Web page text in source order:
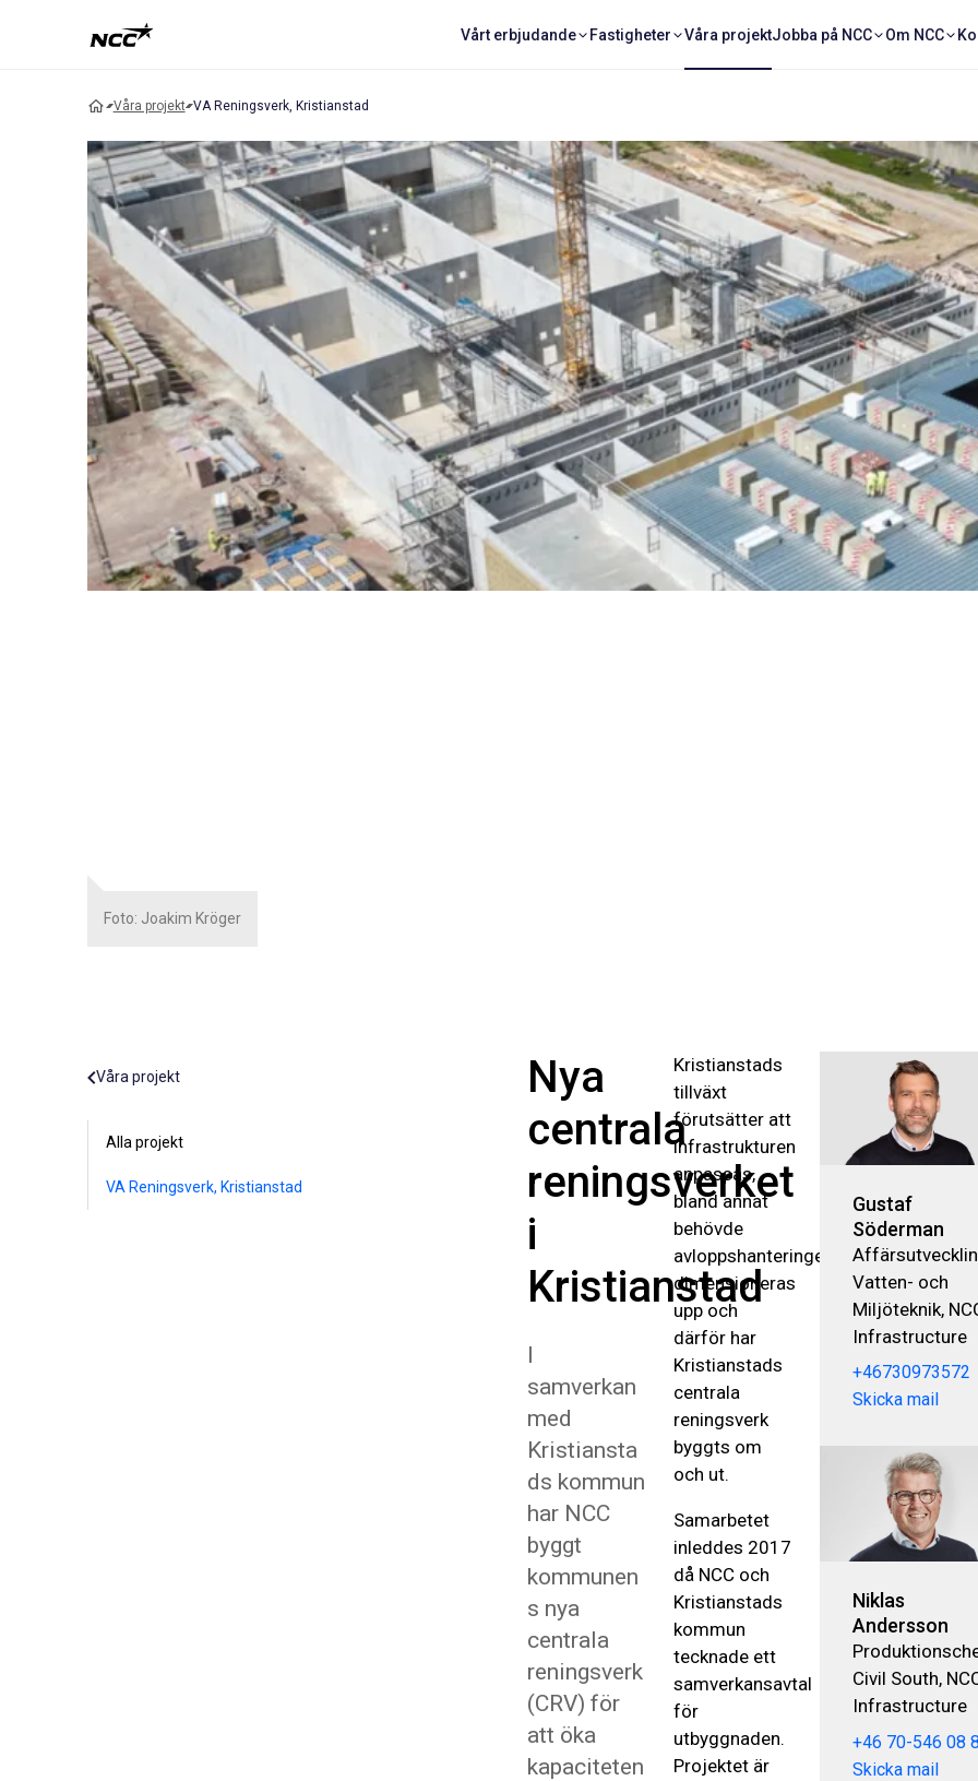
Vårt erbjudande Fastigheter Våra projektJobba på NCC Om NCC
Våra projekt VA Reningsverk, Kristianstad
Foto: Joakim Kröger
Våra projekt
Alla projekt
VA Reningsverk, Kristianstad
Nya
centrala
reningsverket
i
Kristianstad
I
samverkan
med
Kristiansta
ds kommun
har NCC
byggt
kommunen
s nya
centrala
reningsverk
(CRV) för
att öka
kapaciteten
Kristianstads
tillväxt
förutsätter att
infrastrukturen
anpassas,
bland annat
behövde
avloppshanteringen
dimensioneras
upp och
därför har
Kristianstads
centrala
reningsverk
byggts om
och ut.
Samarbetet
inleddes 2017
då NCC och
Kristianstads
kommun
tecknade ett
samverkansavtal
för
utbyggnaden.
Projektet är
Gustaf
Söderman
Vatten- och
Miljöteknik,
Infrastructure
+46730973572
Skicka mail
Niklas
Andersson
Civil South,
Infrastructure
+46 70-546 08
Skicka mail